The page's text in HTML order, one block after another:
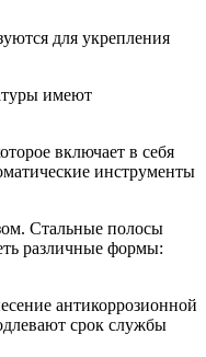
для укрепления
имеют
включает в себя
инструменты
Стальные полосы
различные формы:
антикоррозионной
срок службы